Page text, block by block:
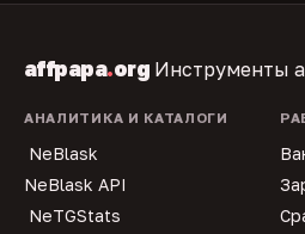
affpapa.org Инструменты
АНАЛИТИКА И КАТАЛОГИ
NeBlask
NeBlask API
NeTGStats